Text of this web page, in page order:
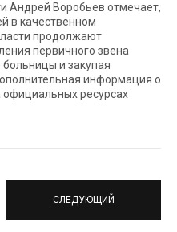
Андрей Воробьев отмечает,
в качественном
продолжают
первичного звена
и закупая
информация о
официальных ресурсах
СЛЕДУЮЩИЙ